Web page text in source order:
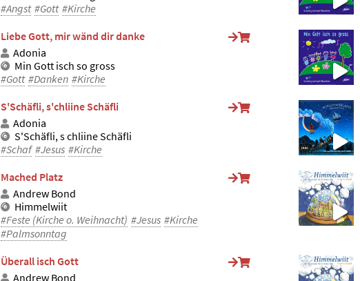
#Angst #Gott #Kirche
Liebe Gott, mir wänd dir danke
Adonia
Min Gott isch so gross
#Gott #Danken #Kirche
S'Schäfli, s'chliine Schäfli
Adonia
S'Schäfli, s chliine Schäfli
#Schaf #Jesus #Kirche
Mached Platz
Andrew Bond
Himmelwiit
#Feste (Kirche o. Weihnacht) #Jesus #Kirche
#Palmsonntag
Überall isch Gott
Andrew Bond